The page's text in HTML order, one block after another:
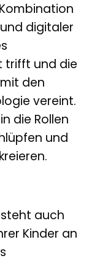
und digitaler
trifft und die
mit den
vereint.
die Rollen
und
steht auch
Kinder an